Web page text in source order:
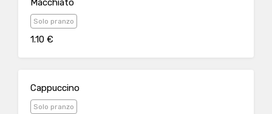
Macchiato
Solo pranzo
1.10 €
Cappuccino
Solo pranzo